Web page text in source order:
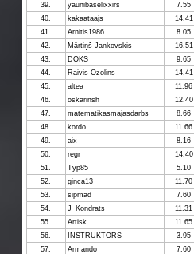
39.
yaunibaselixxirs 7.55
40.
kakaataajs 14.41
41.
Arnitis1986 8.05
42.
Mārtiņš Jankovskis 16.51
43.
DOKS 9.65
44.
Raivis Ozolins 14.41
45.
altea 11.96
46.
oskarinsh 12.40
47.
matematikasmajasdarbs 8.66
48.
kordo 11.66
49.
aix 8.16
50.
regr 14.40
51.
Typ85 5.10
52.
ginca13 11.70
53.
sipmad 7.60
54.
J_Kondrats 11.31
55.
Artisk 11.65
56.
INSTRUKTORS 3.95
57.
Armando 7.60